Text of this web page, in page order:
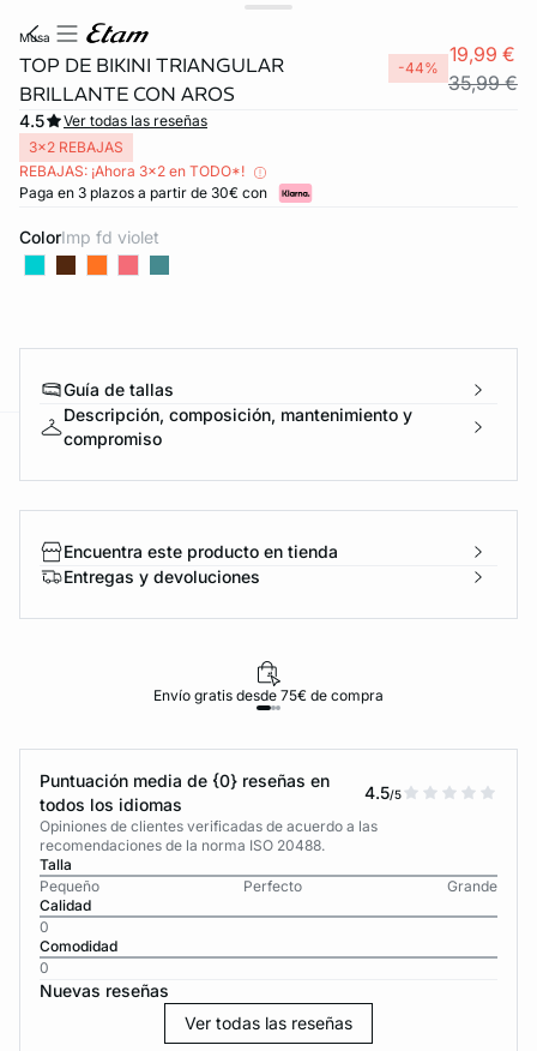
musa
TOP DE BIKINI TRIANGULAR
BRILLANTE CON AROS
-44%
19,99 €
35,99 €
4.5
Ver todas las reseñas
3x2 REBAJAS
REBAJAS: ¡Ahora 3x2 en TODO*!
Paga en 3 plazos a partir de 30€ con
Color imp fd violet
Guía de tallas
Descripción, composición, mantenimiento y
compromiso
Encuentra este producto en tienda
Entregas y devoluciones
Envío gratis desde 75€ de compra
Puntuación media de {0} reseñas en
todos los idiomas
4.5/5
Opiniones de clientes verificadas de acuerdo a las
recomendaciones de la norma ISO 20488.
Talla
Pequeño
Perfecto
Grande
Calidad
0
Comodidad
0
Nuevas reseñas
Ver todas las reseñas